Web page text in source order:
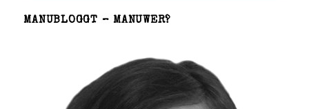
MANUBLOGGT – MANUWER?